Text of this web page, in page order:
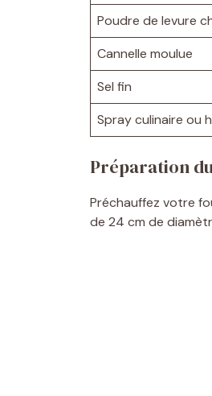
Poudre de levure
Cannelle moulue
Sel fin
Spray culinaire ou
Préparation
Préchauffez votre
de 24 cm de